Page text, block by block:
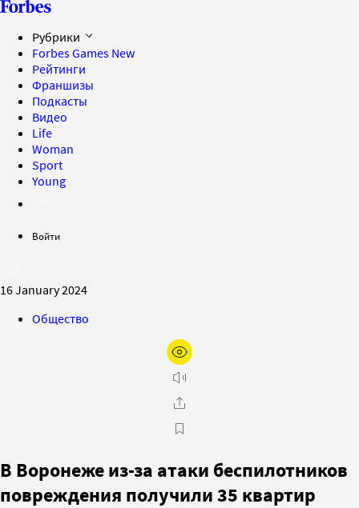
Рубрики
Forbes Games New
Рейтинги
Франшизы
Подкасты
Видео
Life
Woman
Sport
Young
Войти
16 January 2024
Общество
В Воронеже из-за атаки беспилотников
повреждения получили 35 квартир